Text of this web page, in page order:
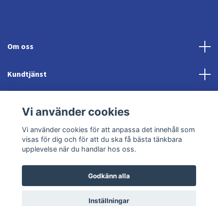
Om oss
Kundtjänst
Sociala medier
© 2026 Jonröds EquishopPowered by Quickbutik
Vi använder cookies
Vi använder cookies för att anpassa det innehåll som
visas för dig och för att du ska få bästa tänkbara
upplevelse när du handlar hos oss.
Godkänn alla
Inställningar